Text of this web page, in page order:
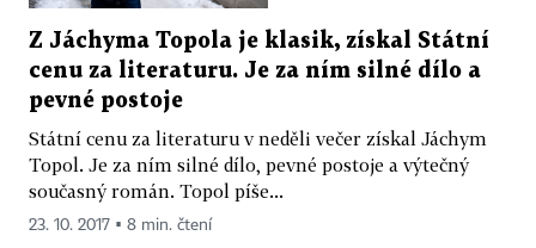
Z Jáchyma Topola je klasik, získal Státní
cenu za literaturu. Je za ním silné dílo a
pevné postoje
Státní cenu za literaturu v neděli večer získal Jáchym
Topol. Je za ním silné dílo, pevné postoje a výtečný
současný román. Topol píše...
23. 10. 2017 ▪ 8 min. čtení